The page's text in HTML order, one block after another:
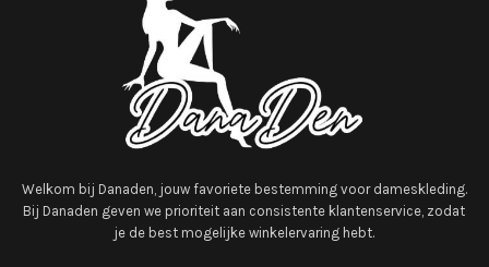
Welkom bij Danaden, jouw favoriete bestemming voor dameskleding.
Bij Danaden geven we prioriteit aan consistente klantenservice, zodat
je de best mogelijke winkelervaring hebt.